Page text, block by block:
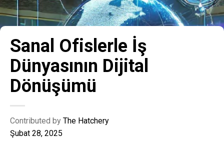
Sanal Ofislerle İş
Dünyasının Dijital
Dönüşümü
Contributed by The Hatchery
Şubat 28, 2025